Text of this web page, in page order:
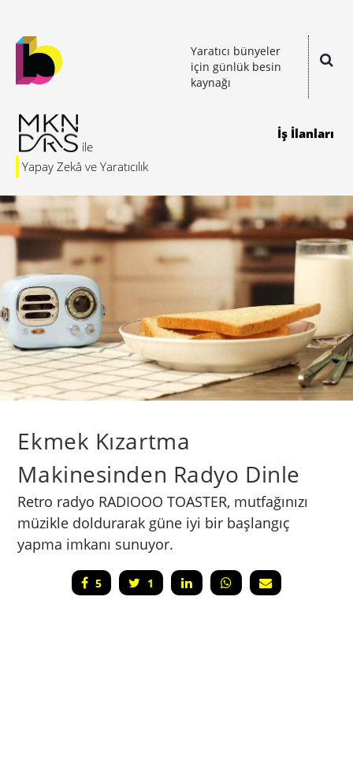
Yaratıcı bünyeler
için günlük besin
kaynağı
Yapay Zekâ ve Yaratıcılık
İş İlanları
Ekmek Kızartma
Makinesinden Radyo Dinle
Retro radyo RADIOOO TOASTER, mutfağınızı
müzikle doldurarak güne iyi bir başlangıç
yapma imkanı sunuyor.
5 1